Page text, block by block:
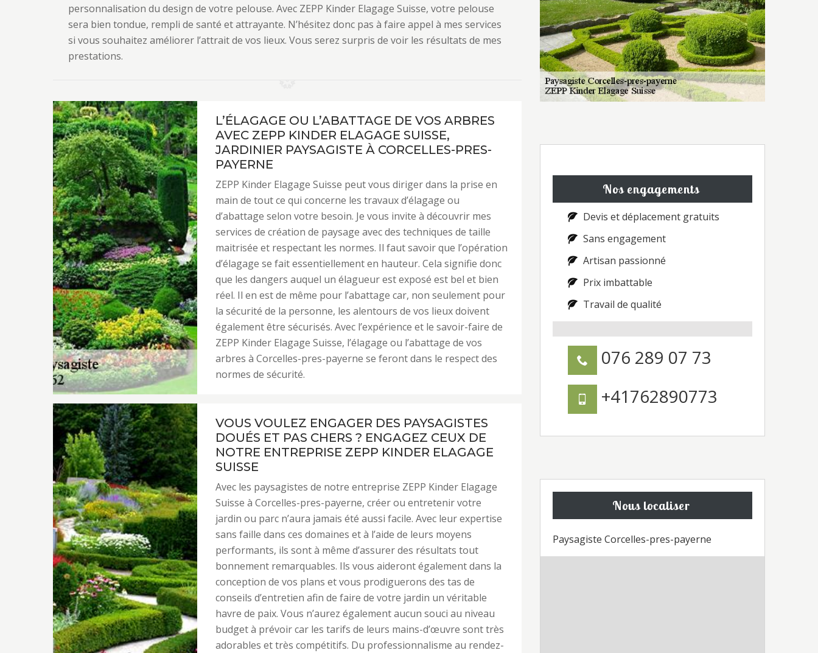
personnalisation du design de votre pelouse. Avec ZEPP Kinder Elagage Suisse, votre pelouse
sera bien tondue, rempli de santé et attrayante. N’hésitez donc pas à faire appel à mes services
si vous souhaitez améliorer l’attrait de vos lieux. Vous serez surpris de voir les résultats de mes
prestations.
L’ÉLAGAGE OU L’ABATTAGE DE VOS ARBRES
AVEC ZEPP KINDER ELAGAGE SUISSE,
JARDINIER PAYSAGISTE À CORCELLES-PRES-
PAYERNE
ZEPP Kinder Elagage Suisse peut vous diriger dans la prise en
main de tout ce qui concerne les travaux d’élagage ou
d’abattage selon votre besoin. Je vous invite à découvrir mes
services de création de paysage avec des techniques de taille
maitrisée et respectant les normes. Il faut savoir que l’opération
d’élagage se fait essentiellement en hauteur. Cela signifie donc
que les dangers auquel un élagueur est exposé est bel et bien
réel. Il en est de même pour l’abattage car, non seulement pour
la sécurité de la personne, les alentours de vos lieux doivent
également être sécurisés. Avec l’expérience et le savoir-faire de
ZEPP Kinder Elagage Suisse, l’élagage ou l’abattage de vos
arbres à Corcelles-pres-payerne se feront dans le respect des
normes de sécurité.
VOUS VOULEZ ENGAGER DES PAYSAGISTES
DOUÉS ET PAS CHERS ? ENGAGEZ CEUX DE
NOTRE ENTREPRISE ZEPP KINDER ELAGAGE
SUISSE
Avec les paysagistes de notre entreprise ZEPP Kinder Elagage
Suisse à Corcelles-pres-payerne, créer ou entretenir votre
jardin ou parc n’aura jamais été aussi facile. Avec leur expertise
sans faille dans ces domaines et à l’aide de leurs moyens
performants, ils sont à même d’assurer des résultats tout
bonnement remarquables. Ils vous aideront également dans la
conception de vos plans et vous prodiguerons des tas de
conseils d’entretien afin de faire de votre jardin un véritable
havre de paix. Vous n’aurez également aucun souci au niveau
budget à prévoir car les tarifs de leurs mains-d’œuvre sont très
adorables et très compétitifs. Du professionnalisme au rendez-
Nos engagements
Devis et déplacement gratuits
Sans engagement
Artisan passionné
Prix imbattable
Travail de qualité
076 289 07 73
+41762890773
Nous localiser
Paysagiste Corcelles-pres-payerne